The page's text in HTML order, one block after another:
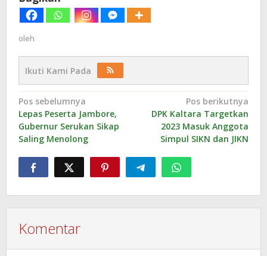
oleh
Ikuti Kami Pada
Navigasi
pos
Pos sebelumnya
Lepas Peserta Jambore,
Gubernur Serukan Sikap
Saling Menolong
Pos berikutnya
DPK Kaltara Targetkan
2023 Masuk Anggota
Simpul SIKN dan JIKN
Komentar